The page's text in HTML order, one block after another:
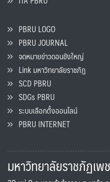
PBRU LOGO
PBRU JOURNAL
จดหมายข่าวดอนขังใหญ่
Link มหาวิทยาลัยราชภัฏ
SCD PBRU
SDGs PBRU
ระบบเลือกตั้งออนไลน์
PBRU INTERNET
มหาวิทยาลัยราชภัฏเพ